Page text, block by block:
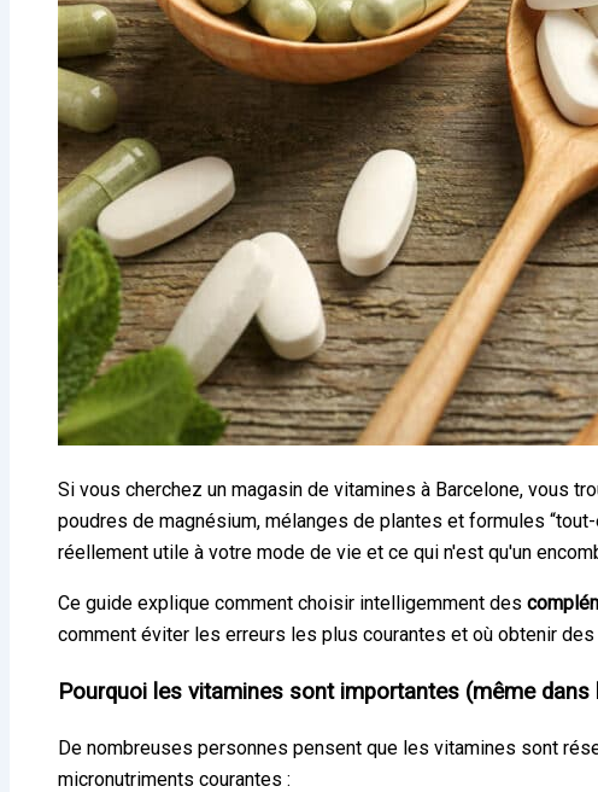
Si vous cherchez un magasin de vitamines à Barcelone, vous
poudres de magnésium, mélanges de plantes et formules
réellement utile à votre mode de vie et ce qui n'est qu'un
Ce guide explique comment choisir intelligemment des
comment éviter les erreurs les plus courantes et où obtenir
Pourquoi les vitamines sont importantes (même dans
De nombreuses personnes pensent que les vitamines sont
micronutriments courantes :